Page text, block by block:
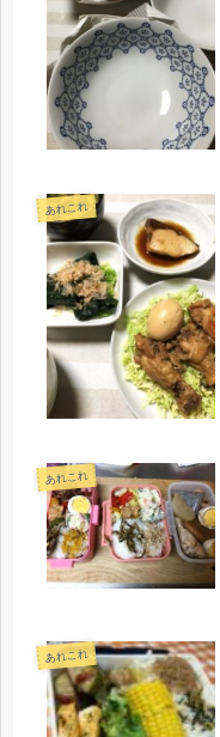
あれこれ
あれこれ
あれこれ